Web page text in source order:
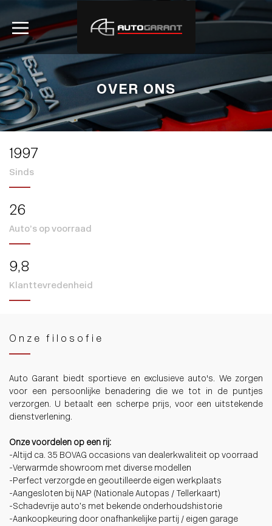
OVER ONS
1997
Sinds
26
Auto’s op voorraad
9,8
Klanttevredenheid
Onze filosofie
Auto Garant biedt sportieve en exclusieve auto's. We zorgen
voor een persoonlijke benadering die we tot in de puntjes
verzorgen. U betaalt een scherpe prijs, voor een uitstekende
dienstverlening.
Onze voordelen op een rij:
-Altijd ca. 35 BOVAG occasions van dealerkwaliteit op voorraad
-Verwarmde showroom met diverse modellen
-Perfect verzorgde en geoutilleerde eigen werkplaats
-Aangesloten bij NAP (Nationale Autopas / Tellerkaart)
-Schadevrije auto’s met bekende onderhoudshistorie
-Aankoopkeuring door onafhankelijke partij / eigen garage